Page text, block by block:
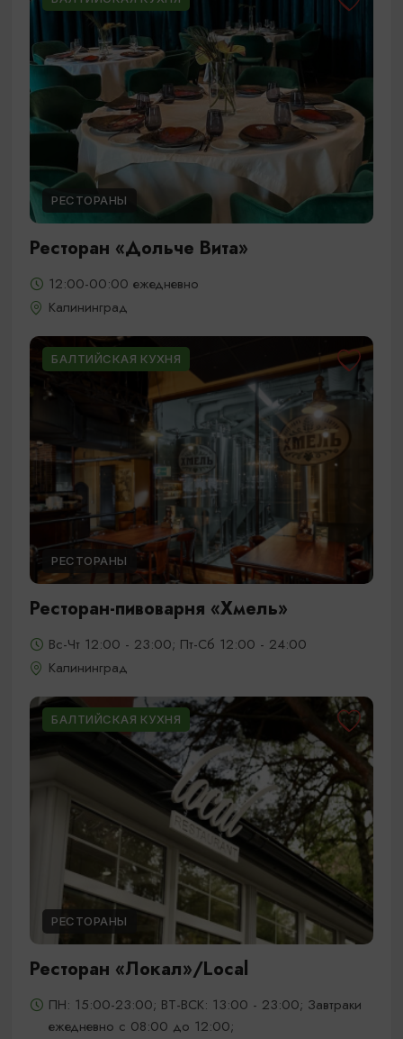
РЕСТОРАНЫ
Ресторан «Дольче Вита»
12:00-00:00 ежедневно
Калининград
БАЛТИЙСКАЯ КУХНЯ
РЕСТОРАНЫ
Ресторан-пивоварня «Хмель»
Вс-Чт 12:00 - 23:00; Пт-Сб 12:00 - 24:00
Калининград
БАЛТИЙСКАЯ КУХНЯ
РЕСТОРАНЫ
Ресторан «Локал»/Local
ПН: 15:00-23:00; ВТ-ВСК: 13:00 - 23:00; Завтраки
ежедневно с 08:00 до 12:00;